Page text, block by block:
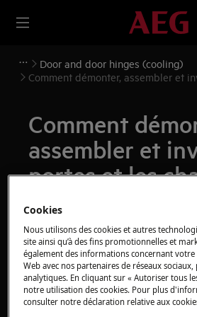
Door and door hinges (cooling)
Comment démonter, assembler et
Comment
assembler et
portes et les
(1)
Solution
Avant toute opération de
l'appareil et débranchez la fiche
Cookies
Nous utilisons des cookies et autres
site ainsi qu’à des fins promotionnelles et
également des informations concernant
Web avec nos partenaires de réseaux
analytiques. En cliquant sur « Autoriser tous
notre utilisation des cookies. Pour plus
consulter notre déclaration relative aux